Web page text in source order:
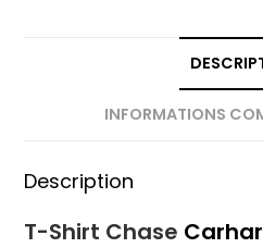
INFORMATIONS
Description
T-Shirt Chase